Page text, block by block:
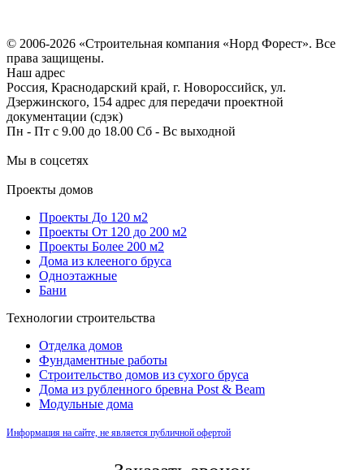
© 2006-2026 «Строительная компания «Норд Форест». Все
права защищены.
Наш адрес
Россия, Краснодарский край, г. Новороссийск, ул.
Дзержинского, 154 адрес для передачи проектной
документации (сдэк)
Пн - Пт с 9.00 до 18.00 Сб - Вс выходной
Мы в соцсетях
Проекты домов
Проекты До 120 м2
Проекты От 120 до 200 м2
Проекты Более 200 м2
Дома из клееного бруса
Одноэтажные
Бани
Технологии строительства
Отделка домов
Фундаментные работы
Строительство домов из сухого бруса
Дома из рубленного бревна Post & Beam
Модульные дома
Информация на сайте, не является публичной офертой